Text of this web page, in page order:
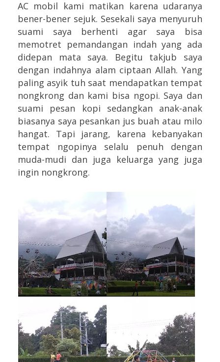
AC mobil kami matikan karena udaranya
bener-bener sejuk. Sesekali saya menyuruh
suami saya berhenti agar saya bisa
memotret pemandangan indah yang ada
didepan mata saya. Begitu takjub saya
dengan indahnya alam ciptaan Allah. Yang
paling asyik tuh saat mendapatkan tempat
nongkrong dan kami bisa ngopi. Saya dan
suami pesan kopi sedangkan anak-anak
biasanya saya pesankan jus buah atau milo
hangat. Tapi jarang, karena kebanyakan
tempat ngopinya selalu penuh dengan
muda-mudi dan juga keluarga yang juga
ingin nongkrong.